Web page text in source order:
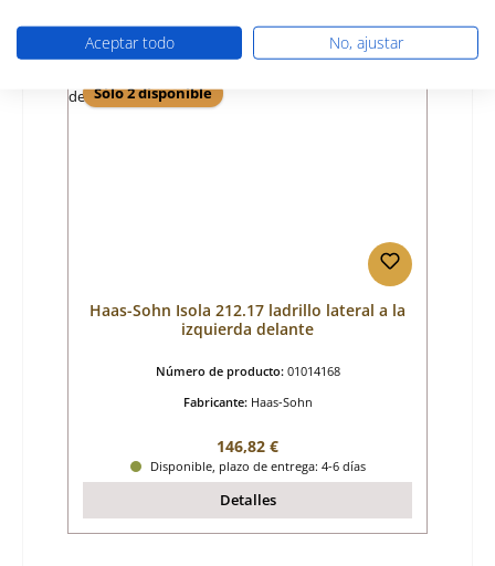
Sólo 2 disponible
Haas-Sohn Isola 212.17 ladrillo lateral a la
izquierda delante
Número de producto: 01014168
Fabricante: Haas-Sohn
Precio normal:
146,82 €
Disponible, plazo de entrega: 4-6 días
Detalles
Aceptar todo No, ajustar